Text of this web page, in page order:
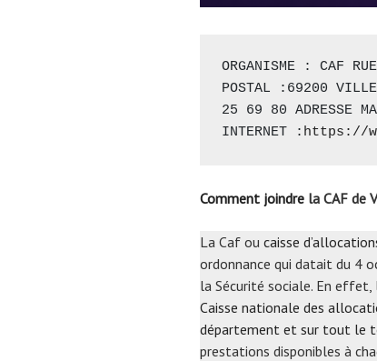
ORGANISME : CAF
POSTAL :69200
25 69 80 ADRESSE
INTERNET : https://
Comment joindre la CAF de
La Caf ou caisse
ordonnance qui datait du 4
la Sécurité sociale. En
Caisse nationale des
département et sur tout le
prestations disponibles à